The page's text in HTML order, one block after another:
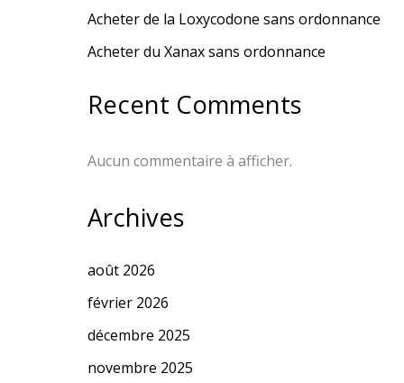
Acheter de la Loxycodone sans ordonnance
Acheter du Xanax sans ordonnance
Recent Comments
Aucun commentaire à afficher.
Archives
août 2026
février 2026
décembre 2025
novembre 2025